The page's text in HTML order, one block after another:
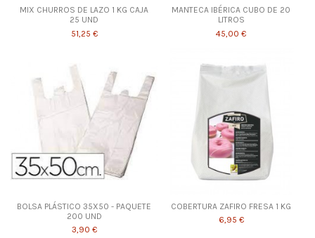
MIX CHURROS DE LAZO 1 KG CAJA
25 UND
51,25 €
MANTECA IBÉRICA CUBO DE 20
LITROS
45,00 €
BOLSA PLÁSTICO 35X50 - PAQUETE
200 UND
3,90 €
COBERTURA ZAFIRO FRESA 1 KG
6,95 €